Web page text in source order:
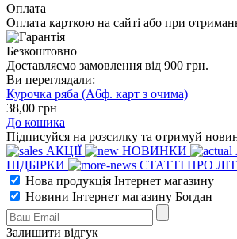
Оплата
Оплата карткою на сайті або при
Безкоштовно
Доставляємо замовлення від 900 грн.
Ви переглядали:
Курочка ряба (А6ф. карт з очима)
38,00 грн
До кошика
Підписуйся на розсилку та отримуй
АКЦІЇ
НОВИНКИ
ПІДБІРКИ
СТАТТІ ПРО
Нова продукція Інтернет магазину
Новини Інтернет магазину Богдан
Залишити відгук